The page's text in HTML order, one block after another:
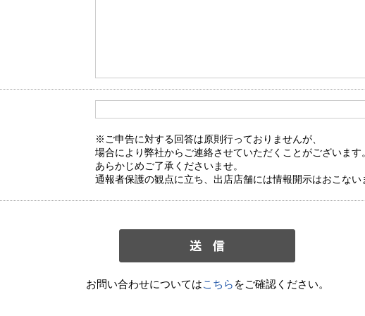
※ご申告に対する回答は原則行っておりませんが、
場合により弊社からご連絡させていただくことがございます。
あらかじめご了承くださいませ。
通報者保護の観点に立ち、出店店舗には情報開示はおこない
お問い合わせについてはこちら をご確認ください。